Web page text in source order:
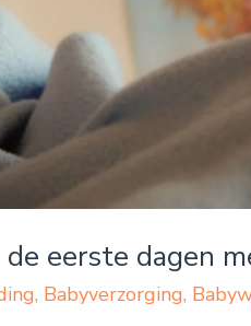
eerste dagen
, Babyverzorging,